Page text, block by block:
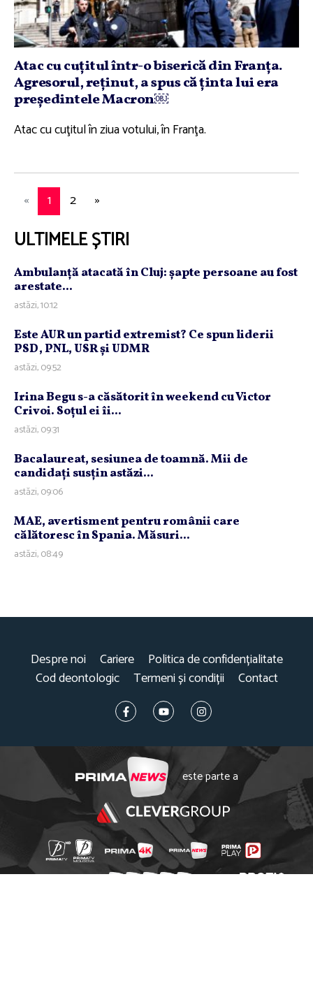
Atac cu cuţitul într-o biserică din Franţa.
Agresorul, reţinut, a spus că ţinta lui era
preşedintele Macron￼
Atac cu cuţitul în ziua votului, în Franţa.
« 1 2 »
ULTIMELE ȘTIRI
Ambulanţă atacată în Cluj: şapte persoane au fost
arestate...
astăzi, 10:12
Este AUR un partid extremist? Ce spun liderii
PSD, PNL, USR şi UDMR
astăzi, 09:52
Irina Begu s-a căsătorit în weekend cu Victor
Crivoi. Soţul ei îi...
astăzi, 09:31
Bacalaureat, sesiunea de toamnă. Mii de
candidaţi susţin astăzi...
astăzi, 09:06
MAE, avertisment pentru românii care
călătoresc în Spania. Măsuri...
astăzi, 08:49
Despre noi Cariere
Politica de confidențialitate
Cod deontologic
Termeni și condiții Contact
este parte a